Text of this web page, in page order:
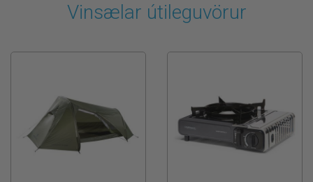
Vinsælar útileguvörur